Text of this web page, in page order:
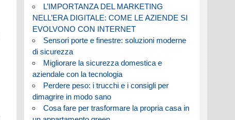
L’IMPORTANZA DEL MARKETING
NELL’ERA DIGITALE: COME LE AZIENDE SI
EVOLVONO CON INTERNET
Sensori porte e finestre: soluzioni moderne
di sicurezza
Migliorare la sicurezza domestica e
aziendale con la tecnologia
Perdere peso: i trucchi e i consigli per
dimagrire in modo sano
Cosa fare per trasformare la propria casa in